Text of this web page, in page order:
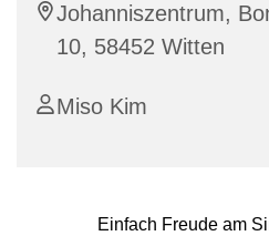
Johanniszentrum,
10, 58452 Witten
Miso Kim
Einfach Freude am